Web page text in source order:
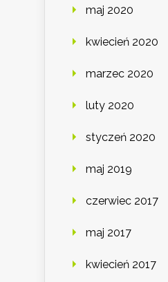
maj 2020
kwiecień 2020
marzec 2020
luty 2020
styczeń 2020
maj 2019
czerwiec 2017
maj 2017
kwiecień 2017